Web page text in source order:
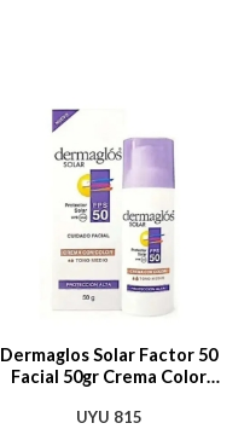
Dermaglos Solar Factor 50
Facial 50gr Crema Color
UYU 815